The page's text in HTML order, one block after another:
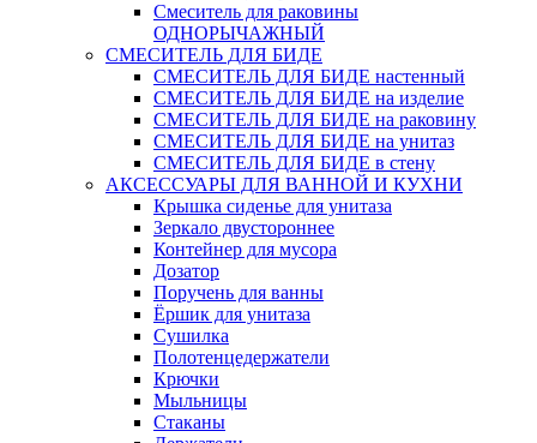
Смеситель для раковины
ОДНОРЫЧАЖНЫЙ
СМЕСИТЕЛЬ ДЛЯ БИДЕ
СМЕСИТЕЛЬ ДЛЯ БИДЕ настенный
СМЕСИТЕЛЬ ДЛЯ БИДЕ на изделие
СМЕСИТЕЛЬ ДЛЯ БИДЕ на раковину
СМЕСИТЕЛЬ ДЛЯ БИДЕ на унитаз
СМЕСИТЕЛЬ ДЛЯ БИДЕ в стену
АКСЕССУАРЫ ДЛЯ ВАННОЙ И КУХНИ
Крышка сиденье для унитаза
Зеркало двустороннее
Контейнер для мусора
Дозатор
Поручень для ванны
Ёршик для унитаза
Сушилка
Полотенцедержатели
Крючки
Мыльницы
Стаканы